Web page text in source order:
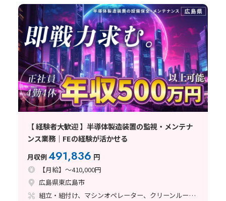
【 経験者大歓迎 】半導体製造装置の監視・メンテナ
ンス業務｜FEの経験が活かせる
月収例491,836 円
【月給】～410,000円
広島県東広島市
組立・組付け、マシンオペレーター、クリーンルーム、清掃・洗浄、メンテナンス・保全